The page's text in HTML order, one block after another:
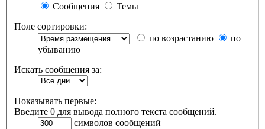
Сообщения
Темы
Поле сортировки:
по возрастанию
по
убыванию
Искать сообщения за:
Показывать первые:
Введите 0 для вывода полного текста сообщений.
символов сообщений